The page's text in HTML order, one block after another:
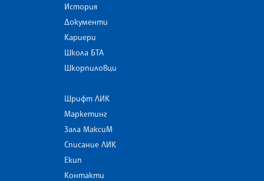
История
Документи
Кариери
Школа БТА
Шкорпиловци
Шрифт ЛИК
Маркетинг
Зала МаксиМ
Списание ЛИК
Екип
Контакти